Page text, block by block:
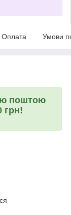
Оплата Умови
поштою
грн!